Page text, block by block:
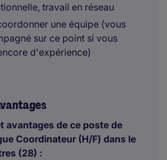
travail en réseau
une équipe (vous
sur ce point si vous
d'expérience)
avantages de ce poste de
Coordinateur (H/F) dans le
(28) :